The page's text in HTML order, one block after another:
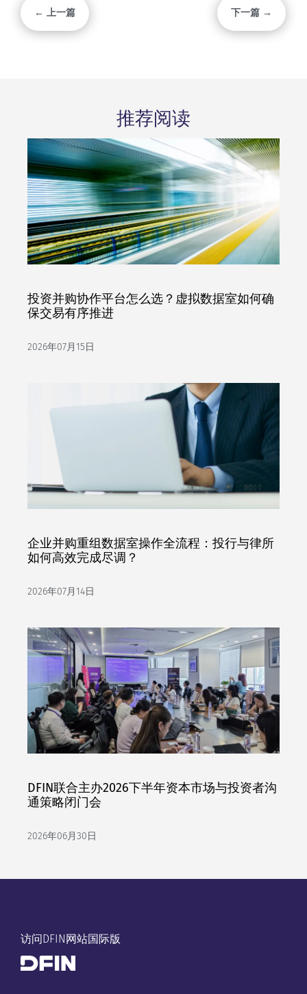
← 上一篇 下一篇 →
推荐阅读
投资并购协作平台怎么选？虚拟数据室如何确
保交易有序推进
2026年07月15日
企业并购重组数据室操作全流程：投行与律所
如何高效完成尽调？
2026年07月14日
DFIN联合主办2026下半年资本市场与投资者沟
通策略闭门会
2026年06月30日
访问DFIN网站国际版